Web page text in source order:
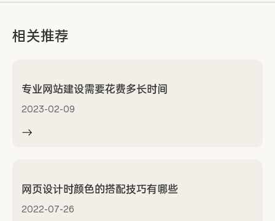
相关推荐
专业网站建设需要花费多长时间
2023-02-09
网页设计时颜色的搭配技巧有哪些
2022-07-26